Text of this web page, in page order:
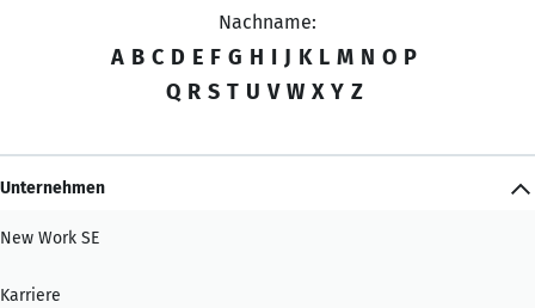
Nachname:
A B C D E F G H I J K L M N O P
Q R S T U V W X Y Z
Unternehmen
New Work SE
Karriere